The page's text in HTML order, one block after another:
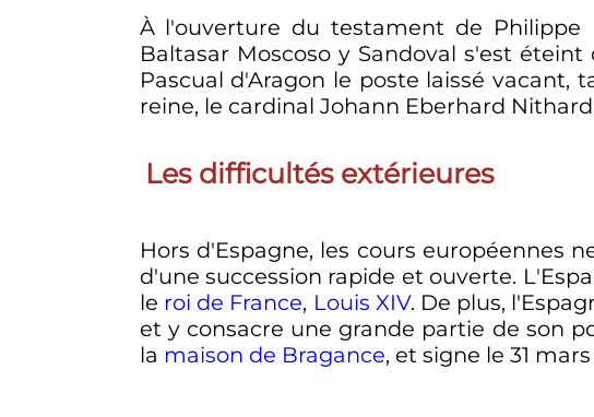
À l'ouverture du testament de Philippe
Baltasar Moscoso y Sandoval s'est
Pascual d'Aragon le poste laissé
reine, le cardinal Johann Eberhard
Les difficultés extérieures
Hors d'Espagne, les cours européennes
d'une succession rapide et ouverte.
le roi de France, Louis XIV. De plus,
et y consacre une grande partie de son
la maison de Bragance, et signe le 31 mars